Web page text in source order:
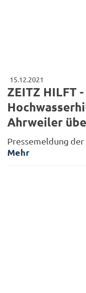
15.12.2021
ZEITZ HILFT
Ahrweiler
Pressemeldung
Mehr